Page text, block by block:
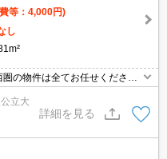
等：4,000円)
し
の物件は全てお任せくださ
軽にお問い合わせくださいま
ト決済が可能ですので安心して
立大
詳細を見る